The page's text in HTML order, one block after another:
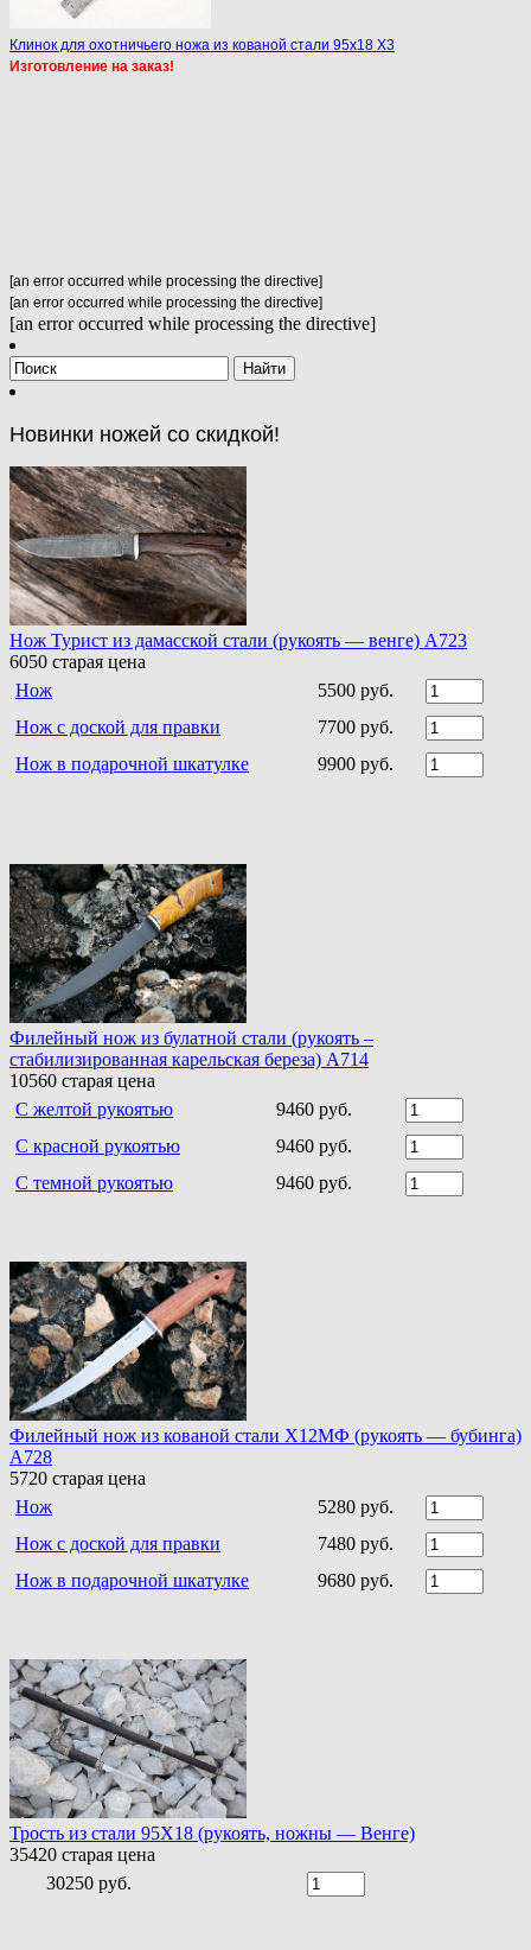
Клинок для охотничьего ножа из кованой стали 95х18 X3
Изготовление на заказ!
[an error occurred while processing the directive]
[an error occurred while processing the directive]
[an error occurred while processing the directive]
Новинки ножей со скидкой!
Нож Турист из дамасской стали (рукоять — венге) A723
6050 старая цена
Нож
5500 руб.
Нож с доской для правки
7700 руб.
Нож в подарочной шкатулке
9900 руб.
Филейный нож из булатной стали (рукоять –
стабилизированная карельская береза) A714
10560 старая цена
С желтой рукоятью
9460 руб.
С красной рукоятью
9460 руб.
С темной рукоятью
9460 руб.
Филейный нож из кованой стали Х12МФ (рукоять — бубинга)
A728
5720 старая цена
Нож
5280 руб.
Нож с доской для правки
7480 руб.
Нож в подарочной шкатулке
9680 руб.
Трость из стали 95Х18 (рукоять, ножны — Венге)
35420 старая цена
30250 руб.